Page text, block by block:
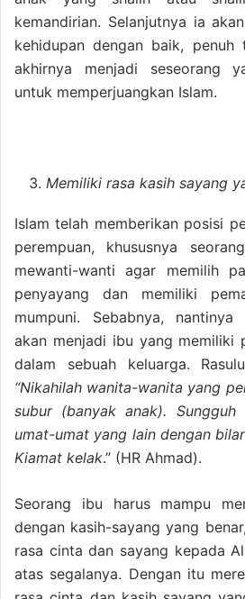
kemandirian. Selanjutnya ia
kehidupan dengan baik, penuh
akhirnya menjadi seseorang
untuk memperjuangkan Islam.
Memiliki rasa kasih sayang
Islam telah memberikan posisi
perempuan, khususnya
mewanti-wanti agar memilih
penyayang dan memiliki
mumpuni. Sebabnya, nantinya
akan menjadi ibu yang memiliki
dalam sebuah keluarga.
“Nikahilah wanita-wanita yang
subur (banyak anak).
umat-umat yang lain dengan
Kiamat kelak.” (HR Ahmad).
Seorang ibu harus mampu
dengan kasih-sayang yang
rasa cinta dan sayang kepada
atas segalanya. Dengan itu